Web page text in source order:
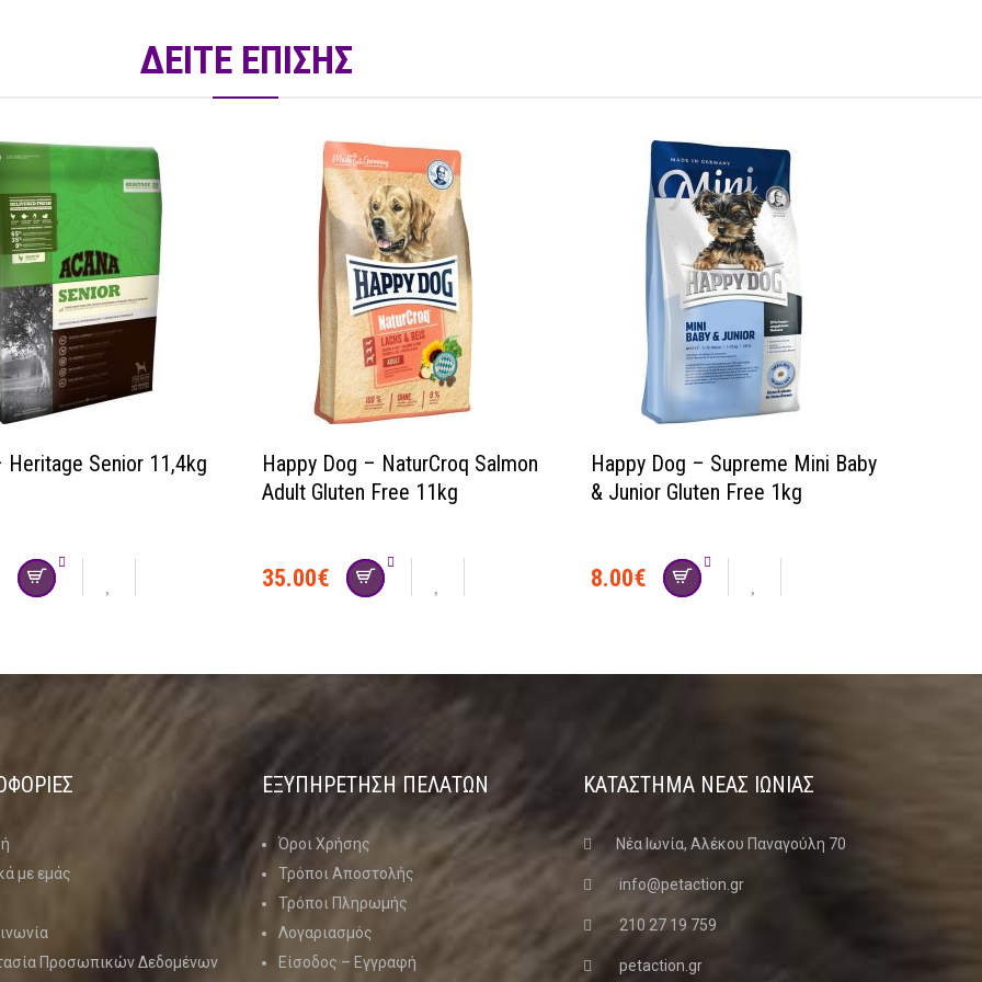
ΔΕΙΤΕ ΕΠΙΣΗΣ
Heritage Senior 11,4kg
Happy Dog – NaturCroq Salmon
Adult Gluten Free 11kg
35.00€
Happy Dog – Supreme Mini Baby
& Junior Gluten Free 1kg
8.00€
με εμάς
Προσωπικών Δεδομένων
ΕΞΥΠΗΡΕΤΗΣΗ ΠΕΛΑΤΩΝ
Όροι Χρήσης
Τρόποι Αποστολής
Τρόποι Πληρωμής
Λογαριασμός
Είσοδος – Εγγραφή
ΚΑΤΑΣΤΗΜΑ ΝΈΑΣ ΙΩΝΊΑΣ
Νέα Ιωνία, Αλέκου Παναγούλη 70
info@petaction.gr
210 27 19 759
petaction.gr